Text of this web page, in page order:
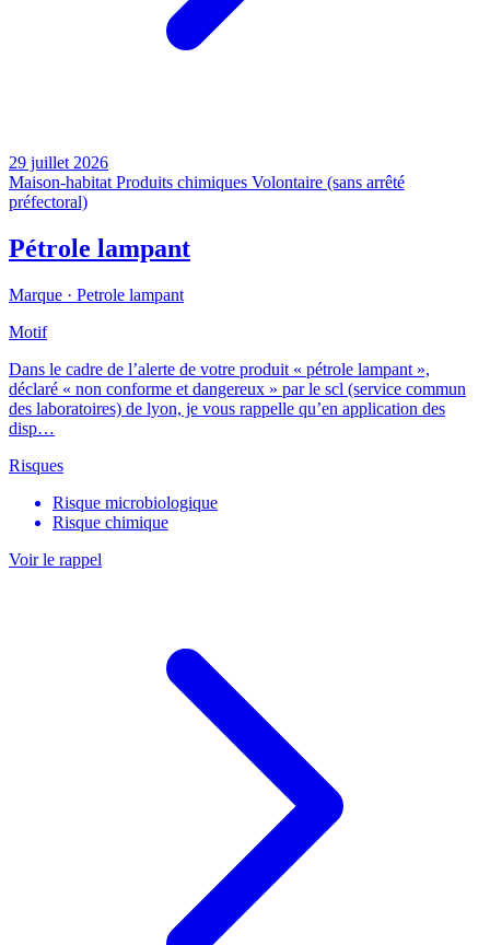
29 juillet 2026
Maison-habitat Produits chimiques Volontaire (sans arrêté
préfectoral)
Pétrole lampant
Marque · Petrole lampant
Motif
Dans le cadre de l’alerte de votre produit « pétrole lampant »,
déclaré « non conforme et dangereux » par le scl (service commun
des laboratoires) de lyon, je vous rappelle qu’en application des
disp…
Risques
Risque microbiologique
Risque chimique
Voir le rappel